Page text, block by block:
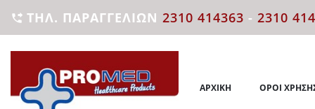
 ΤΗΛ. ΠΑΡΑΓΓΕΛΙΏΝ 2310 414363 - 2310
ΑΡΧΙΚΉ ΌΡΟΙ